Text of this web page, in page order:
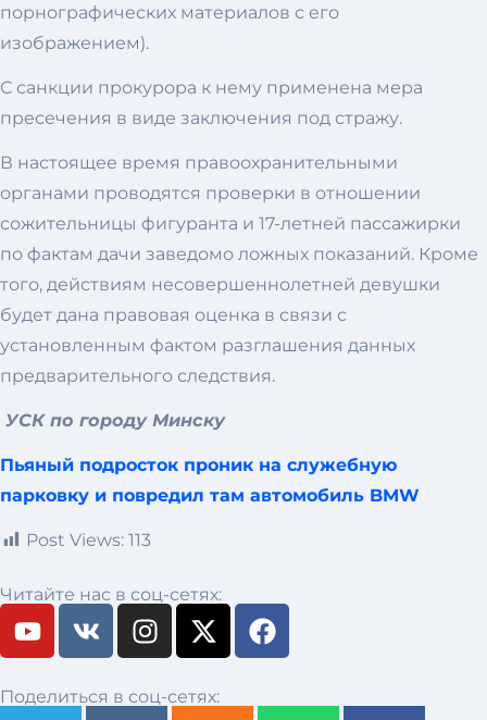
порнографических материалов с его
изображением).
С санкции прокурора к нему применена мера
пресечения в виде заключения под стражу.
В настоящее время правоохранительными
органами проводятся проверки в отношении
сожительницы фигуранта и 17-летней пассажирки
по фактам дачи заведомо ложных показаний. Кроме
того, действиям несовершеннолетней девушки
будет дана правовая оценка в связи с
установленным фактом разглашения данных
предварительного следствия.
УСК по городу Минску
Пьяный подросток проник на служебную
парковку и повредил там автомобиль BMW
Post Views: 113
Читайте нас в соц-сетях:
Поделиться в соц-сетях: